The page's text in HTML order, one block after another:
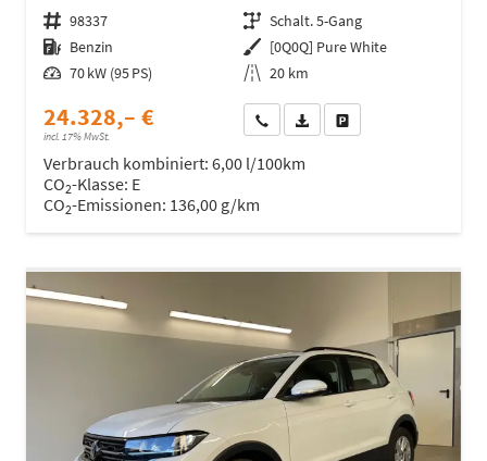
Fahrzeugnr. 98337 Getriebe Schalt. 5-Gang
Kraftstoff Benzin Außenfarbe [0Q0Q] Pure White
Leistung 70 kW (95 PS) Kilometerstand 20 km
24.328,– €
incl. 17% MwSt.
Wir rufen Sie anFahrzeugexposé (PDF)
Verbrauch kombiniert: 6,00 l/100km
CO2-Klasse: E
CO2-Emissionen: 136,00 g/km